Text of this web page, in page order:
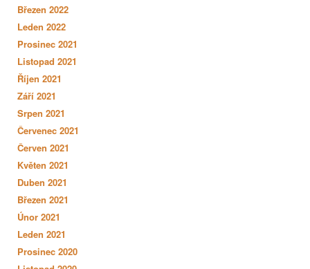
Březen 2022
Leden 2022
Prosinec 2021
Listopad 2021
Říjen 2021
Září 2021
Srpen 2021
Červenec 2021
Červen 2021
Květen 2021
Duben 2021
Březen 2021
Únor 2021
Leden 2021
Prosinec 2020